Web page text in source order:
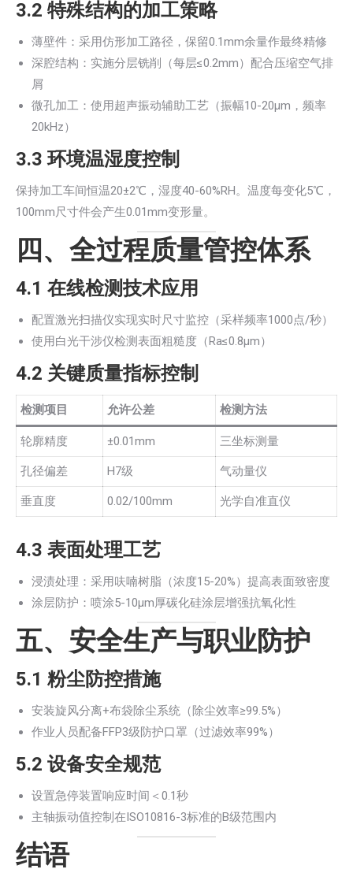
3.2 特殊结构的加工策略
薄壁件：采用仿形加工路径，保留0.1mm余量作最终精修
深腔结构：实施分层铣削（每层≤0.2mm）配合压缩空气排
屑
微孔加工：使用超声振动辅助工艺（振幅10-20μm，频率
20kHz）
3.3 环境温湿度控制
保持加工车间恒温20±2℃，湿度40-60%RH。温度每变化5℃，
100mm尺寸件会产生0.01mm变形量。
四、全过程质量管控体系
4.1 在线检测技术应用
配置激光扫描仪实现实时尺寸监控（采样频率1000点/秒）
使用白光干涉仪检测表面粗糙度（Ra≤0.8μm）
4.2 关键质量指标控制
检测项目 允许公差 检测方法
轮廓精度 ±0.01mm 三坐标测量
孔径偏差 H7级 气动量仪
垂直度 0.02/100mm 光学自准直仪
4.3 表面处理工艺
浸渍处理：采用呋喃树脂（浓度15-20%）提高表面致密度
涂层防护：喷涂5-10μm厚碳化硅涂层增强抗氧化性
五、安全生产与职业防护
5.1 粉尘防控措施
安装旋风分离+布袋除尘系统（除尘效率≥99.5%）
作业人员配备FFP3级防护口罩（过滤效率99%）
5.2 设备安全规范
设置急停装置响应时间＜0.1秒
主轴振动值控制在ISO10816-3标准的B级范围内
结语